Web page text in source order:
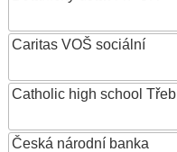
Caritas VOŠ sociální
Catholic high school
Česká národní banka